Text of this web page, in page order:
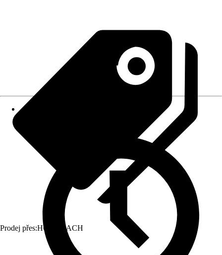
Prodej přes:HORNBACH